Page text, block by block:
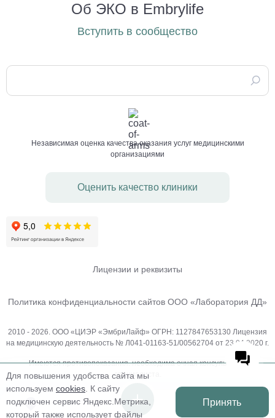
Об ЭКО в Embrylife
Вступить в сообщество
Независимая оценка качества оказания услуг медицинскими
организациями
Оценить качество клиники
Лицензии и реквизиты
Политика конфиденциальности сайтов ООО «Лаборатория ДД»
2010 - 2026. ООО «ЦИЭР «ЭмбриЛайф» ОГРН: 1127847653130 Лицензия
на медицинскую деятельность № Л041-01163-51/00562704 от 23.04.2020 г.
Имеются противопоказания. необходима очная консультация
специалиста.
Для повышения удобства сайта мы
используем cookies . К сайту
подключен сервис Яндекс.Метрика,
который также использует файлы
Принять